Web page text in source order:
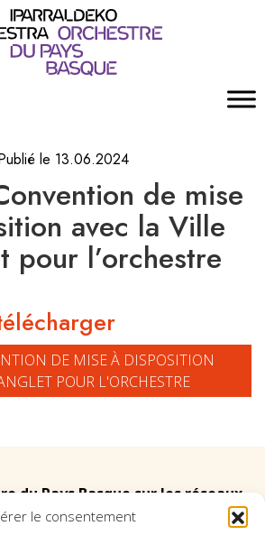
le consentement
le 13.06.2024
de mise
avec la Ville
pour l’orchestre
DE MISE À DISPOSITION
POUR L'ORCHESTRE
du Pays Basque sur les réseaux